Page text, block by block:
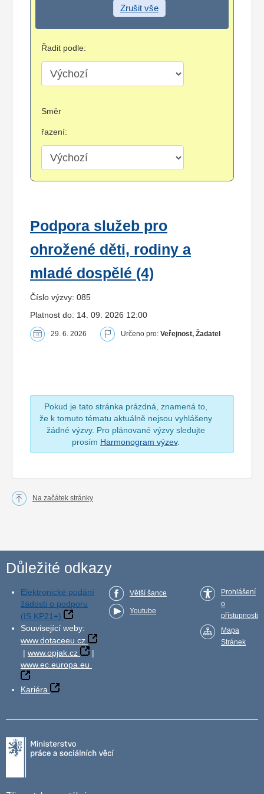
Zrušit vše
Řadit podle:
Směr
řazení:
Podpora služeb pro
ohrožené děti, rodiny a
mladé dospělé (4)
Číslo výzvy: 085
Platnost do: 14. 09. 2026 12:00
29. 6. 2026 Určeno pro: Veřejnost, Žadatel
Pokud je tato stránka prázdná, znamená to,
že k tomuto tématu aktuálně nejsou vyhlášeny
žádné výzvy. Pro plánované výzvy sledujte
prosím Harmonogram výzev.
Na začátek stránky
Důležité odkazy
Elektronické podání
žádosti o podporu
(IS KP21+)
Související weby:
www.dotaceeu.cz
| www.opjak.cz
|
www.ec.europa.eu
Kariéra
Větší šance
Youtube
Prohlášení
o
přístupnosti
Mapa
Stránek